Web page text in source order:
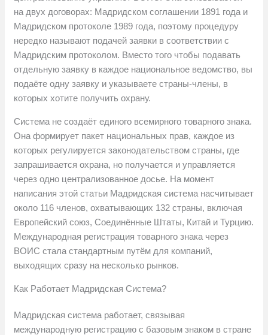
на двух договорах: Мадридском соглашении 1891 года и
Мадридском протоколе 1989 года, поэтому процедуру
нередко называют подачей заявки в соответствии с
Мадридским протоколом. Вместо того чтобы подавать
отдельную заявку в каждое национальное ведомство, вы
подаёте одну заявку и указываете страны-члены, в
которых хотите получить охрану.
Система не создаёт единого всемирного товарного знака.
Она формирует пакет национальных прав, каждое из
которых регулируется законодательством страны, где
запрашивается охрана, но получается и управляется
через одно централизованное досье. На момент
написания этой статьи Мадридская система насчитывает
около 116 членов, охватывающих 132 страны, включая
Европейский союз, Соединённые Штаты, Китай и Турцию.
Международная регистрация товарного знака через
ВОИС стала стандартным путём для компаний,
выходящих сразу на несколько рынков.
Как Работает Мадридская Система?
Мадридская система работает, связывая
международную регистрацию с базовым знаком в стране